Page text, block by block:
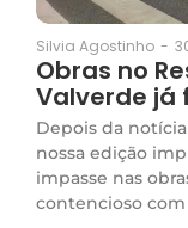
Silvia Agostinho -
Obras no
Valverde
Depois da
nossa edição
impasse nas
contencioso